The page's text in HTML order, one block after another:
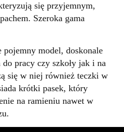
się przyjemnym,
Szeroka gama
pojemny model, doskonale
pracy czy szkoły jak i na
się w niej również teczki w
krótki pasek, który
na ramieniu nawet w